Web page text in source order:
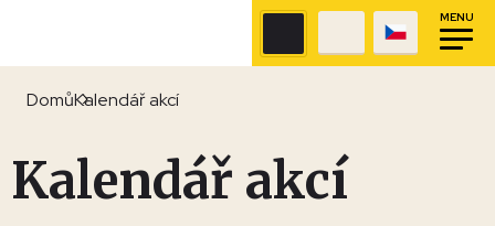
MENU
DomůKalendář akcí
Kalendář akcí